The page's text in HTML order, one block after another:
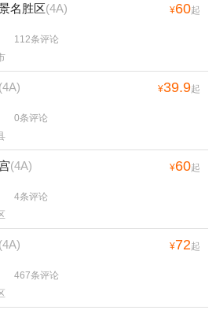
名胜区(4A) ¥60起
112条评论
(4A) ¥39.9起
0条评论
(4A) ¥60起
4条评论
(4A) ¥72起
467条评论